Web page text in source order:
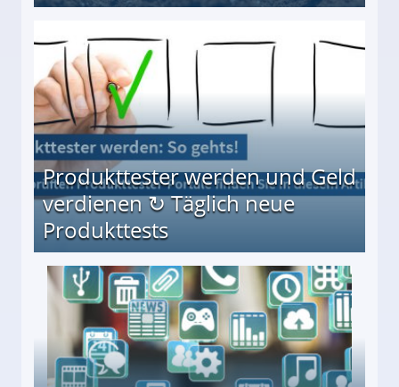
Produkttester werden und Geld
verdienen ↻ Täglich neue
Produkttests
↻ Täglich neue Produkttests